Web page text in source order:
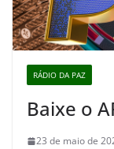
RÁDIO DA PAZ
Baixe o
23 de maio de